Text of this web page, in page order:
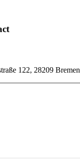
122, 28209 Bremen